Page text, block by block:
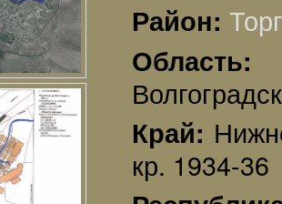
Район:
Край:
кр. 1934-36